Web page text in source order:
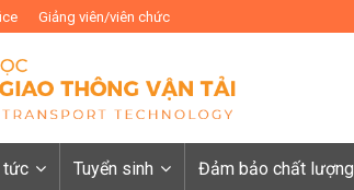
Giảng viên/viên chức
tức Tuyển sinh Đảm bảo chất lượng